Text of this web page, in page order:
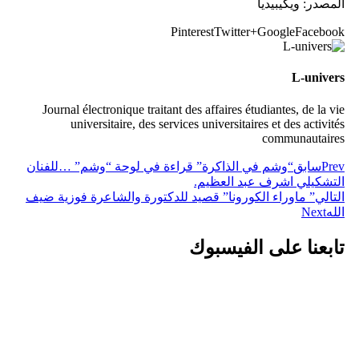
المصدر: ويكيبيديا
Facebook
Google+
Twitter
Pinterest
L-univers
Journal électronique traitant des affaires étudiantes, de la vie
universitaire, des services universitaires et des activités
communautaires
Prevسابق“وشم في الذاكرة” قراءة في لوحة “وشم” …للفنان
التشكيلي اشرف عبد العظيم.
التالي” ماوراء الكورونا” قصيد للدكتورة والشاعرة فوزية ضيف
اللهNext
تابعنا على الفيسبوك